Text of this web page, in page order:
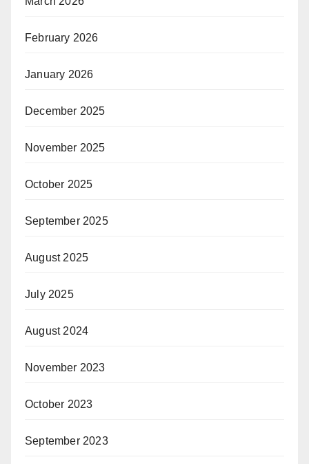
February 2026
January 2026
December 2025
November 2025
October 2025
September 2025
August 2025
July 2025
August 2024
November 2023
October 2023
September 2023